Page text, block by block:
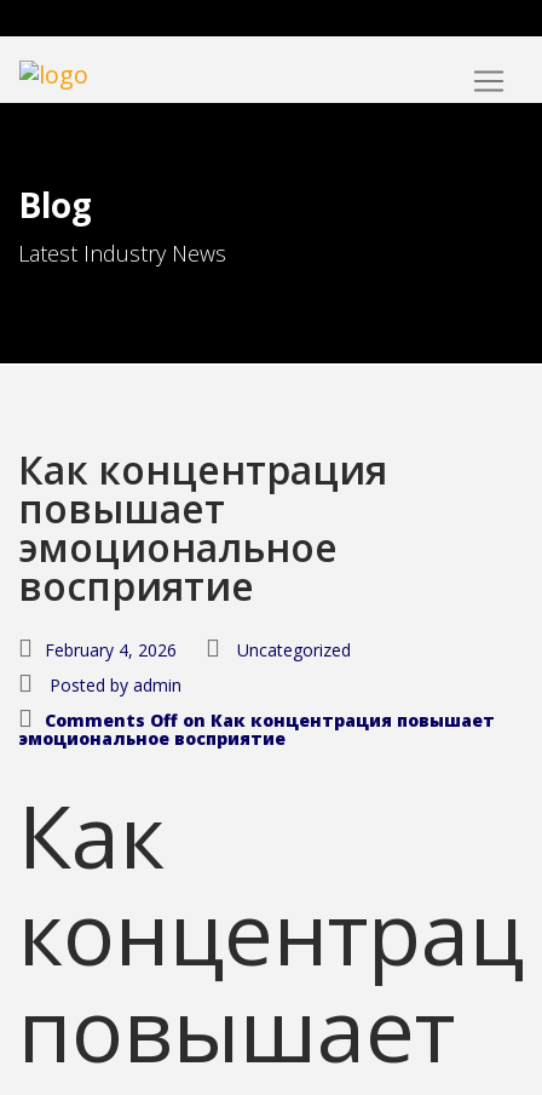
Blog
Latest Industry News
Как концентрация
повышает
эмоциональное
восприятие
February 4, 2026
Uncategorized
Posted by admin
Comments Off on Как концентрация повышает
эмоциональное восприятие
Как
повышает